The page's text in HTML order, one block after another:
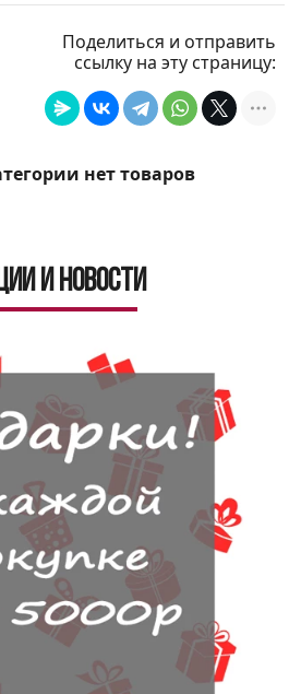
Поделиться и отправить
ссылку на эту страницу:
нет товаров
и новости